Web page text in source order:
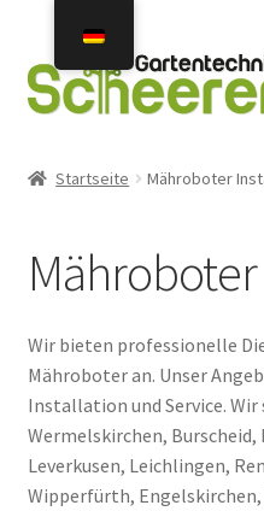
Navigation
springen
Inhalt
springen
Neuheiten 2026
Mähroboter
Gebraucht- u. Vorführgeräte
Mähroboter Zubehör
Startseite Mähroboter
Wir bieten professionelle
Mähroboter an. Unser
Installation und Service. Wir
Wermelskirchen, Burscheid,
Leverkusen, Leichlingen,
Wipperfürth, Engelskirchen,